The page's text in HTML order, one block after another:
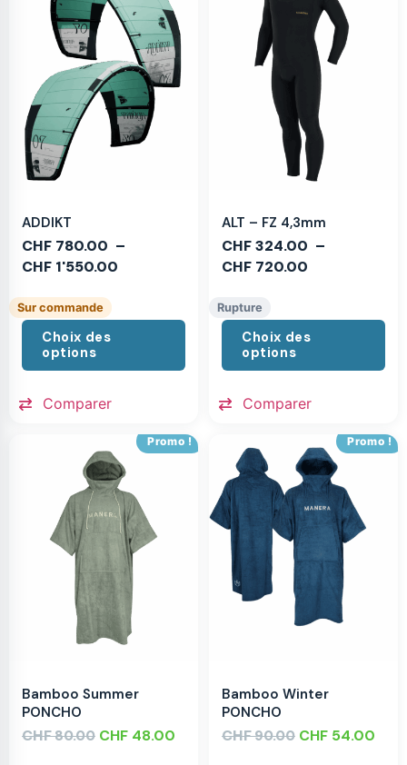
ADDIKT
CHF 780.00 –
CHF 1'550.00
Sur commande
Choix des
options
Comparer
ALT – FZ 4,3mm
CHF324.00 –
CHF 720.00
Rupture
Choix des
options
Comparer
Promo !
Bamboo Summer
PONCHO
CHF80.00 CHF 48.00
Promo !
Bamboo Winter
PONCHO
CHF90.00 CHF 54.00